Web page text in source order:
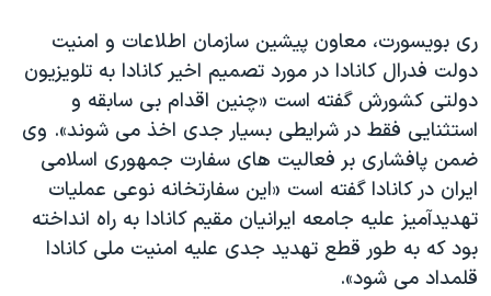
ری بویسورت، معاون پیشین سازمان اطلاعات و امنیت
دولت فدرال کانادا در مورد تصمیم اخیر کانادا به تلویزیون
دولتی کشورش گفته است «چنین اقدام بی سابقه و
استثنایی فقط در شرایطی بسیار جدی اخذ می شوند». وی
ضمن پافشاری بر فعالیت های سفارت جمهوری اسلامی
ایران در کانادا گفته است «این سفارتخانه نوعی عملیات
تهدیدآمیز علیه جامعه ایرانیان مقیم کانادا به راه انداخته
بود که به طور قطع تهدید جدی علیه امنیت ملی کانادا
قلمداد می شود».